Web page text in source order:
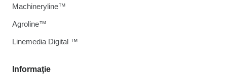
Informaţie
Machineryline™
Agroline™
Linemedia Digital ™